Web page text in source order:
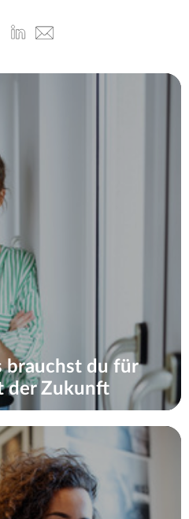
Xing
Linked
brauchst du für
der Zukunft